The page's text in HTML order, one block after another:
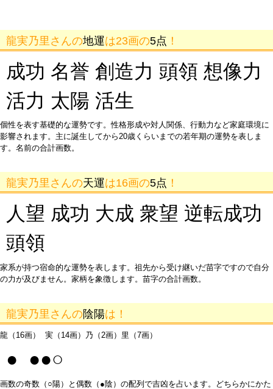
龍実乃里さんの地運は23画の5点 ！
成功 名誉 創造力 頭領 想像力
活力 太陽 活生
個性を表す基礎的な運勢です。性格形成や対人関係、行動力など家庭環境に
影響されます。主に誕生してから20歳くらいまでの若年期の運勢を表しま
す。名前の合計画数。
龍実乃里さんの天運は16画の5点 ！
人望 成功 大成 衆望 逆転成功
頭領
家系が持つ宿命的な運勢を表します。祖先から受け継いだ苗字ですので自分
の力が及びません。家柄を象徴します。苗字の合計画数。
龍実乃里さんの陰陽は！
龍（16画） 実（14画）乃（2画）里（7画）
● ●●○
画数の奇数（○陽）と偶数（●陰）の配列で吉凶を占います。どちらかにかた